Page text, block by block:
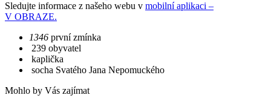
Sledujte informace z našeho webu v mobilní aplikaci –
V OBRAZE.
1346 první zmínka
239 obyvatel
kaplička
socha Svatého Jana Nepomuckého
Mohlo by Vás zajímat